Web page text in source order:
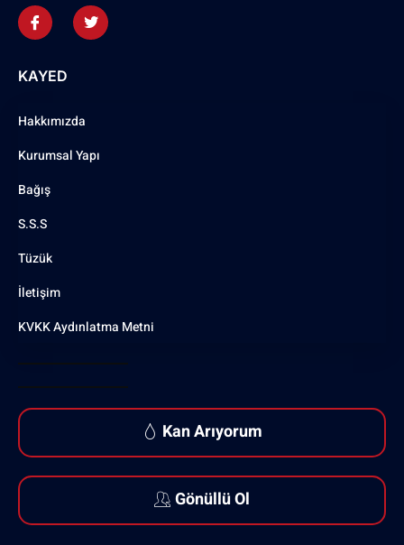
KAYED
Hakkımızda
Kurumsal Yapı
Bağış
S.S.S
Tüzük
İletişim
KVKK Aydınlatma Metni
Kan Arıyorum
Gönüllü Ol